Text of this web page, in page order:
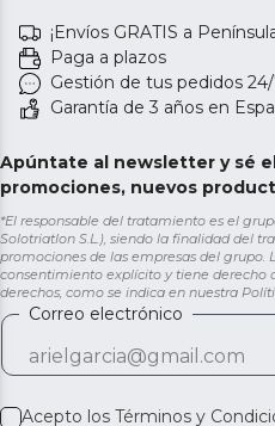
¡Envíos GRATIS a
Paga a plazos
Gestión de tus pedidos
Garantía de 3 años en
Apúntate al newsletter y sé
promociones, nuevos
*El responsable del tratamiento es el
Solotriatlon S.L.), siendo la finalidad del
promociones de las empresas del grupo.
consentimiento explícito y tiene derecho
derechos, como se indica en nuestra
Correo electrónico
Acepto los Términos y